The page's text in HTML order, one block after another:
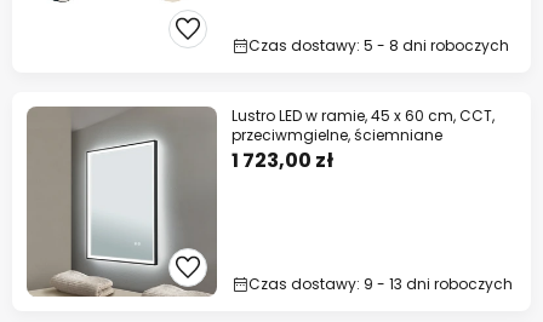
Czas dostawy: 5 - 8 dni roboczych
Lustro LED w ramie, 45 x 60 cm, CCT,
przeciwmgielne, ściemniane
1 723,00 zł
Czas dostawy: 9 - 13 dni roboczych